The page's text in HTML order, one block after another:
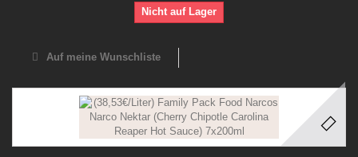
Nicht auf Lager
Auf meine Wunschliste